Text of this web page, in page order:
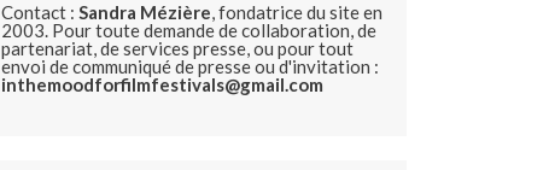
Contact : Sandra Mézière, fondatrice du site en
2003. Pour toute demande de collaboration, de
partenariat, de services presse, ou pour tout
envoi de communiqué de presse ou d'invitation :
inthemoodforfilmfestivals@gmail.com